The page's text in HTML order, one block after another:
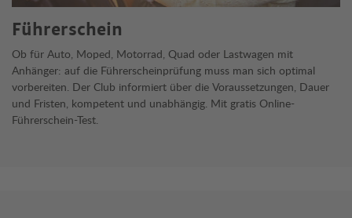
Führerschein
Ob für Auto, Moped, Motorrad, Quad oder Lastwagen mit
Anhänger: auf die Führerscheinprüfung muss man sich optimal
vorbereiten. Der Club informiert über die Voraussetzungen, Dauer
und Fristen, kompetent und unabhängig. Mit gratis Online-
Führerschein-Test.